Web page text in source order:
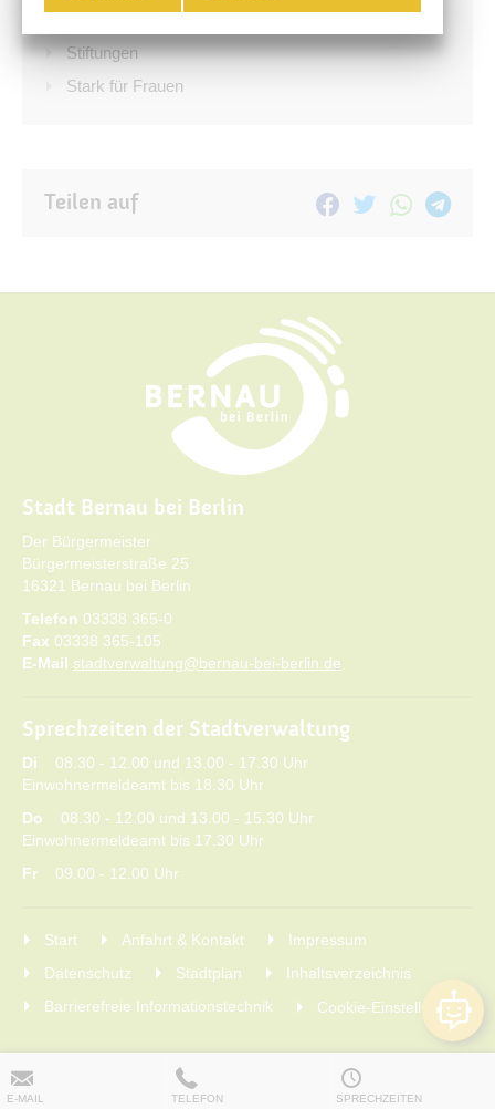
Stiftungen
Stark für Frauen
Teilen auf
Stadt Bernau bei Berlin
Der Bürgermeister
Bürgermeisterstraße 25
16321 Bernau bei Berlin
Telefon 03338 365-0
Fax 03338 365-105
E-Mail stadtverwaltung@bernau-bei-berlin.de
Sprechzeiten der Stadtverwaltung
Di 08.30 - 12.00 und 13.00 - 17.30 Uhr
Einwohnermeldeamt bis 18.30 Uhr
Do 08.30 - 12.00 und 13.00 - 15.30 Uhr
Einwohnermeldeamt bis 17.30 Uhr
Fr 09.00 - 12.00 Uhr
Start Anfahrt & Kontakt
Impressum
Datenschutz
Stadtplan
Inhaltsverzeichnis
Barrierefreie Informationstechnik
Cookie-Einstellungen
E-MAIL TELEFON SPRECHZEITEN